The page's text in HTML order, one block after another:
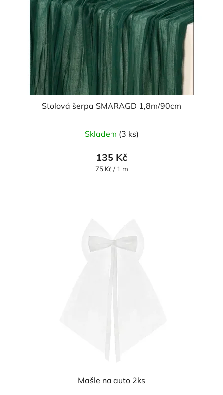
Stolová šerpa SMARAGD 1,8m/90cm
Skladem (3 ks)
135 Kč
Měrná
75 Kč / 1 m
Mašle na auto 2ks